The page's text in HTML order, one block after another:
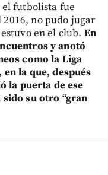
el futbolista fue
no pudo jugar
en el club. En
y anotó
como la Liga
la que, después
la puerta de ese
su otro “gran